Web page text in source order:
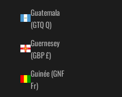
Guatemala
(GTQ Q)
Guernesey
(GBP £)
Guinée (GNF
Fr)